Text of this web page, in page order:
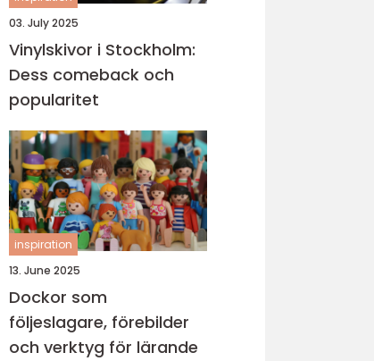
03. July 2025
Vinylskivor i Stockholm:
Dess comeback och
popularitet
inspiration
13. June 2025
Dockor som
följeslagare, förebilder
och verktyg för lärande